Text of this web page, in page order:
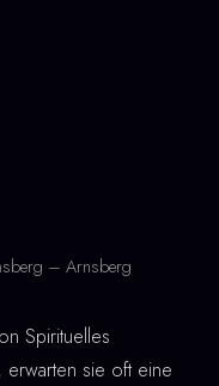
– Arnsberg
Spirituelles
sie oft eine